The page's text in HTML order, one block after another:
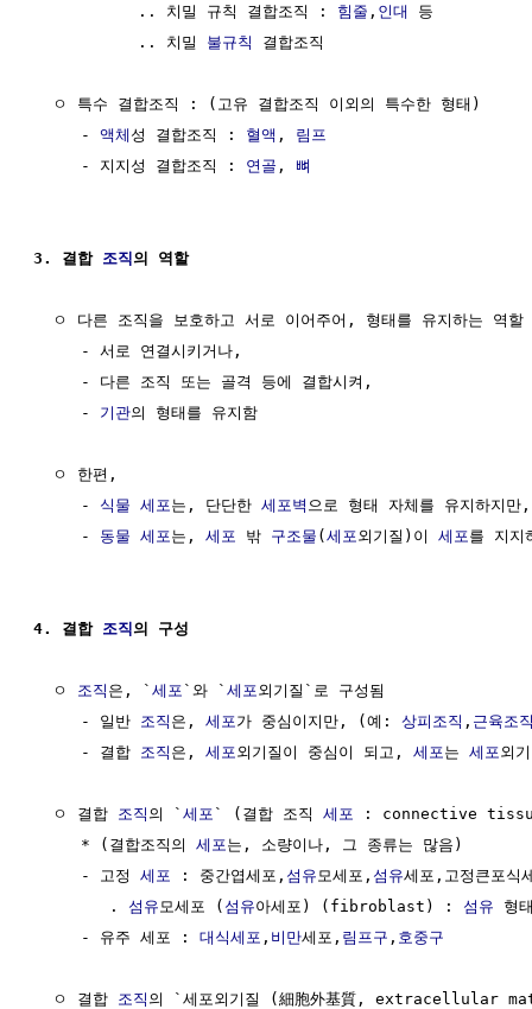
           .. 치밀 규칙 결합조직 :
힘줄 , 인대
등
           .. 치밀
불규칙 결합조직
  ㅇ 특수 결합조직 : (고유 결합조직 이외의 특수한 형태)
     -
액체 성 결합조직 : 혈액 , 림프
     - 지지성 결합조직 :
연골 , 뼈
3. 결합 조직의 역할
  ㅇ 다른 조직을 보호하고 서로 이어주어, 형태를 유지하는 역할
     - 서로 연결시키거나,
     - 다른 조직 또는 골격 등에 결합시켜,
     -
기관의 형태를 유지함
  ㅇ 한편,
     -
식물 세포는, 단단한 세포벽 으로 형태 자체를 유지하지만,
     -
동물 세포는, 세포 밖 구조물 (세포외기질)이 세포를 지지
4. 결합 조직의 구성
  ㅇ
조직 은, ` 세포 `와 ` 세포외기질`로 구성됨
     - 일반
조직 은, 세포가 중심이지만, (예: 상피조직 , 근육조
     - 결합
조직 은, 세포외기질이 중심이 되고, 세포는 세포외
  ㅇ 결합
조직 의 ` 세포 ` (결합 조직 세포 : connective
     * (결합조직의
세포는, 소량이나, 그 종류는 많음)
     - 고정
세포 : 중간엽세포, 섬유 모세포, 섬유세포,고정큰포식
        .
섬유 모세포 ( 섬유아세포) (fibroblast) : 섬유 형
     - 유주 세포 :
대식세포 , 비만세포, 림프구 , 호중구
  ㅇ 결합
조직 의 `세포외기질 (細胞外基質, extracellular